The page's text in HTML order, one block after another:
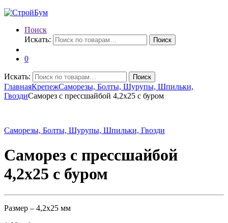
Поиск
Искать:
Поиск
0
Искать: Поиск
ГлавнаяКрепежСаморезы, Болты, Шурупы, Шпильки,
ГвоздиСаморез с прессшайбой 4,2х25 с буром
Саморезы, Болты, Шурупы, Шпильки, Гвозди
Саморез с прессшайбой
4,2х25 с буром
Размер – 4,2х25 мм